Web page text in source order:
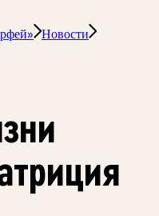
Новости